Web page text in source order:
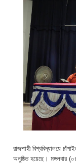
রাজশাহী বিশ্ববিদ্যালয়ে
অনুষ্ঠিত হয়েছে। মঙ্গলবার